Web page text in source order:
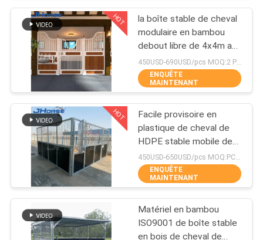
CONTRÔLE
QUALITÉ
CONTACTEZ-
NOUS
DEMANDEZ
CITATION
Panneaux de stalle
de cheval
252
Écurie de chevaux
172
HOT
la boîte stable de cheval
modulaire en bambou
debout libre de 4x4m a
préfabriqué
ENQUÊTE
MAINTENANT
HOT
Facile provisoire en
plastique de cheval de
HDPE stable mobile de
boîte à installer avec le
toit
450USD-650USD/pcs MOQ:PCs 1
ENQUÊTE
MAINTENANT
Matériel en bambou
ISO9001 de boîte stable
en bois de cheval de